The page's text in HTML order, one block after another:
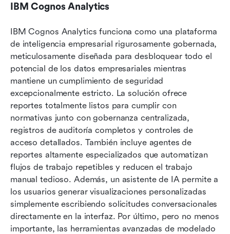
IBM Cognos Analytics
IBM Cognos Analytics funciona como una plataforma
de inteligencia empresarial rigurosamente gobernada,
meticulosamente diseñada para desbloquear todo el
potencial de los datos empresariales mientras
mantiene un cumplimiento de seguridad
excepcionalmente estricto. La solución ofrece
reportes totalmente listos para cumplir con
normativas junto con gobernanza centralizada,
registros de auditoría completos y controles de
acceso detallados. También incluye agentes de
reportes altamente especializados que automatizan
flujos de trabajo repetibles y reducen el trabajo
manual tedioso. Además, un asistente de IA permite a
los usuarios generar visualizaciones personalizadas
simplemente escribiendo solicitudes conversacionales
directamente en la interfaz. Por último, pero no menos
importante, las herramientas avanzadas de modelado